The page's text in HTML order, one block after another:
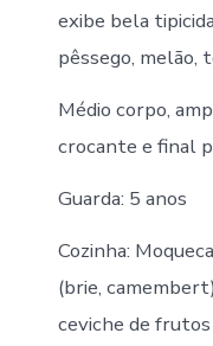
exibe bela
pêssego, melão,
Médio corpo,
crocante e final
Guarda: 5 anos
Cozinha:
(brie,
ceviche de